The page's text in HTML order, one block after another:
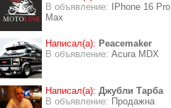
В объявление:
IPhone 16 Pro
Max
Написал(а): Peacemaker
В объявление: Acura MDX
Написал(а): Джубли Тарба
В объявление: Продажна